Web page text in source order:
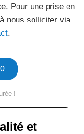
Pour une prise en
nous solliciter via
.
!
et